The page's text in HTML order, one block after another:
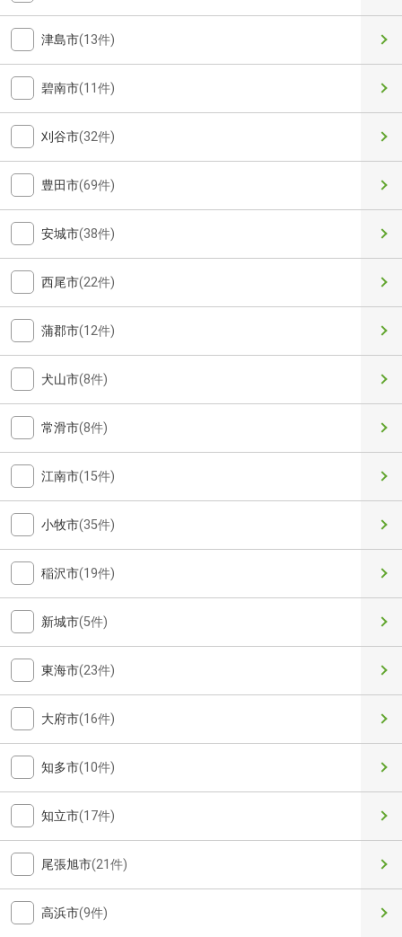
津島市(13件)
碧南市(11件)
刈谷市(32件)
豊田市(69件)
安城市(38件)
西尾市(22件)
蒲郡市(12件)
犬山市(8件)
常滑市(8件)
江南市(15件)
小牧市(35件)
稲沢市(19件)
新城市(5件)
東海市(23件)
大府市(16件)
知多市(10件)
知立市(17件)
尾張旭市(21件)
高浜市(9件)